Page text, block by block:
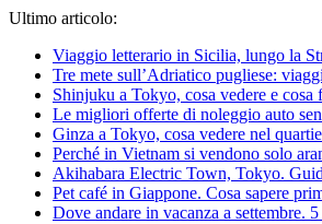
Ultimo articolo:
Viaggio letterario in Sicilia, lungo la
Tre mete sull’Adriatico pugliese:
Shinjuku a Tokyo, cosa vedere e
Le migliori offerte di noleggio auto
Ginza a Tokyo, cosa vedere nel
Perché in Vietnam si vendono solo
Akihabara Electric Town, Tokyo.
Pet café in Giappone. Cosa sapere
Dove andare in vacanza a settembre.